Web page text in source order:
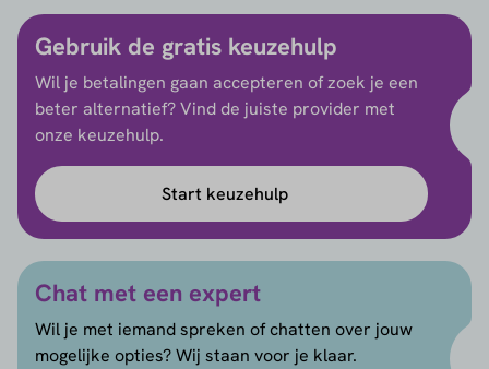
Gebruik de gratis keuzehulp
Wil je betalingen gaan accepteren of zoek je een
beter alternatief? Vind de juiste provider met
onze keuzehulp.
Start keuzehulp
Chat met een expert
Wil je met iemand spreken of chatten over jouw
mogelijke opties? Wij staan voor je klaar.